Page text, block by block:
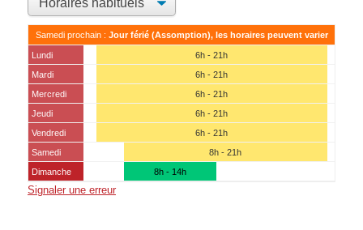
Samedi prochain : Jour férié (Assomption), les horaires peuvent varier
Lundi
6h - 21h
Mardi
6h - 21h
Mercredi
6h - 21h
Jeudi
6h - 21h
Vendredi
6h - 21h
Samedi
8h - 21h
Dimanche
8h - 14h
Signaler une erreur